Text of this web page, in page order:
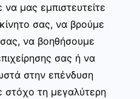
μας εμπιστευτείτε
σας, να βρούμε
να βοηθήσουμε
σας ή να
στην επένδυση
τη μεγαλύτερη